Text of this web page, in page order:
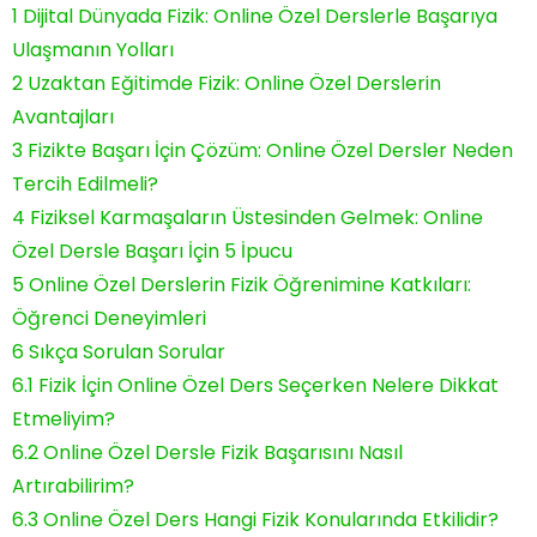
1 Dijital Dünyada Fizik: Online Özel Derslerle Başarıya
Ulaşmanın Yolları
2 Uzaktan Eğitimde Fizik: Online Özel Derslerin
Avantajları
3 Fizikte Başarı İçin Çözüm: Online Özel Dersler Neden
Tercih Edilmeli?
4 Fiziksel Karmaşaların Üstesinden Gelmek: Online
Özel Dersle Başarı İçin 5 İpucu
5Online Özel Derslerin Fizik Öğrenimine Katkıları:
Öğrenci Deneyimleri
6Sıkça Sorulan Sorular
6.1 Fizik İçin Online Özel Ders Seçerken Nelere Dikkat
Etmeliyim?
6.2Online Özel Dersle Fizik Başarısını Nasıl
Artırabilirim?
6.3Online Özel Ders Hangi Fizik Konularında Etkilidir?